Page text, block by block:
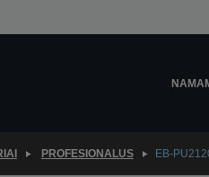
PROFESIONALUS EB-